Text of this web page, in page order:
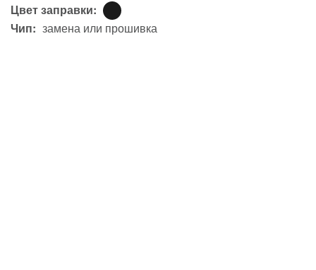
Цвет заправки:
Чип: замена или прошивка